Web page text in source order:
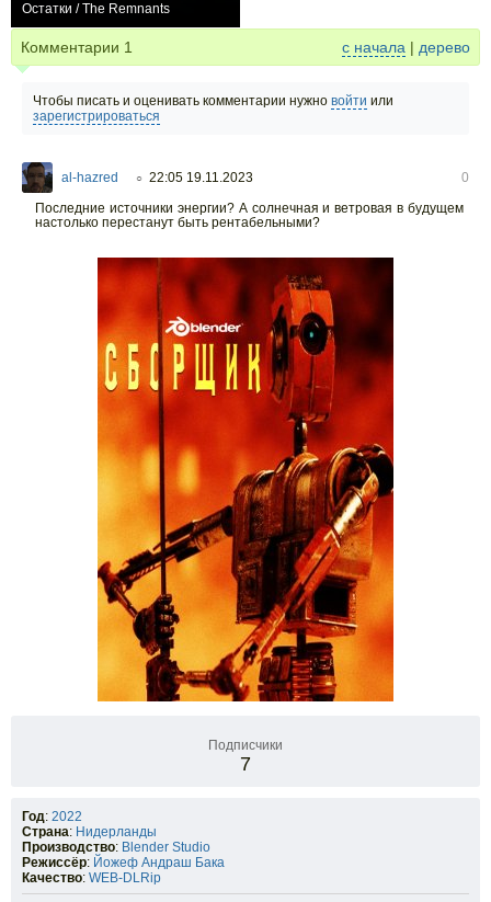
Остатки / The Remnants
Комментарии 1 с начала | дерево
Чтобы писать и оценивать комментарии нужно войти или
зарегистрироваться
al-hazred ○ 22:05 19.11.2023
0
Последние источники энергии? А солнечная и ветровая в будущем
настолько перестанут быть рентабельными?
Подписчики
7
Год: 2022
Страна: Нидерланды
Производство: Blender Studio
Режиссёр: Йожеф Андраш Бака
Качество: WEB-DLRip